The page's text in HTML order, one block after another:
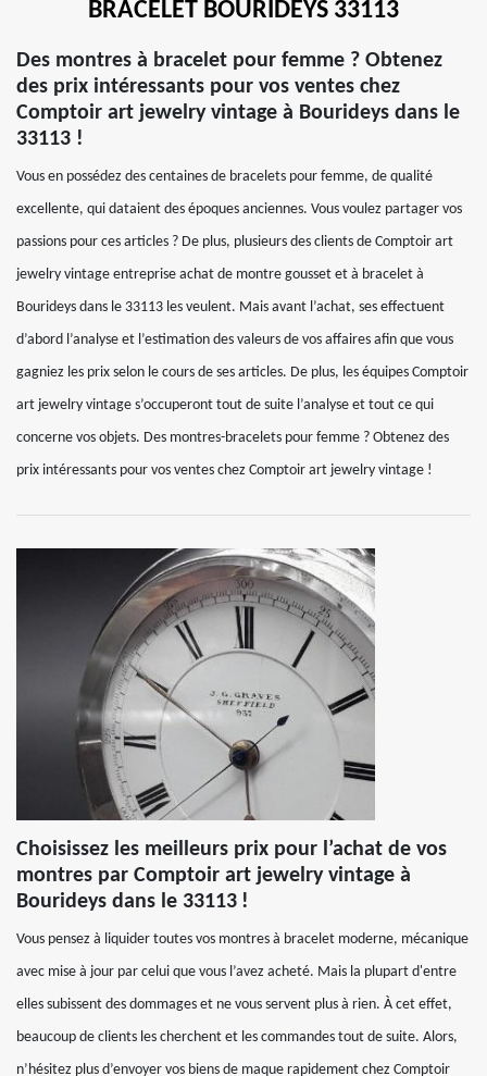
BRACELET BOURIDEYS 33113
Des montres à bracelet pour femme ? Obtenez
des prix intéressants pour vos ventes chez
Comptoir art jewelry vintage à Bourideys dans le
33113 !
Vous en possédez des centaines de bracelets pour femme, de qualité
excellente, qui dataient des époques anciennes. Vous voulez partager vos
passions pour ces articles ? De plus, plusieurs des clients de Comptoir art
jewelry vintage entreprise achat de montre gousset et à bracelet à
Bourideys dans le 33113 les veulent. Mais avant l’achat, ses effectuent
d’abord l’analyse et l’estimation des valeurs de vos affaires afin que vous
gagniez les prix selon le cours de ses articles. De plus, les équipes Comptoir
art jewelry vintage s’occuperont tout de suite l’analyse et tout ce qui
concerne vos objets. Des montres-bracelets pour femme ? Obtenez des
prix intéressants pour vos ventes chez Comptoir art jewelry vintage !
Choisissez les meilleurs prix pour l’achat de vos
montres par Comptoir art jewelry vintage à
Bourideys dans le 33113 !
Vous pensez à liquider toutes vos montres à bracelet moderne, mécanique
avec mise à jour par celui que vous l’avez acheté. Mais la plupart d'entre
elles subissent des dommages et ne vous servent plus à rien. À cet effet,
beaucoup de clients les cherchent et les commandes tout de suite. Alors,
n’hésitez plus d’envoyer vos biens de maque rapidement chez Comptoir